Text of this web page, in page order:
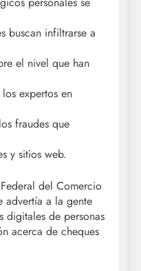
buscan infiltrarse a
el nivel que han
expertos en
fraudes que
y sitios web.
del Comercio
advertía a la gente
digitales de personas
acerca de cheques